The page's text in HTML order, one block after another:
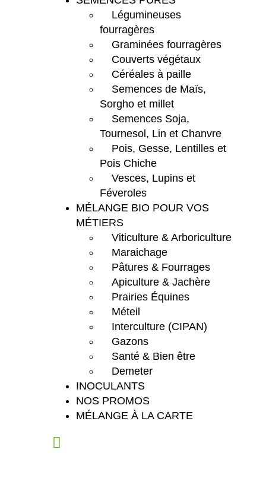
Légumineuses
fourragères
Graminées fourragères
Couverts végétaux
Céréales à paille
Semences de Maïs,
Sorgho et millet
Semences Soja,
Tournesol, Lin et Chanvre
Pois, Gesse, Lentilles et
Pois Chiche
Vesces, Lupins et
Féveroles
MÉLANGE BIO POUR VOS
MÉTIERS
Viticulture & Arboriculture
Maraichage
Pâtures & Fourrages
Apiculture & Jachère
Prairies Équines
Méteil
Interculture (CIPAN)
Gazons
Santé & Bien être
Demeter
INOCULANTS
NOS PROMOS
MÉLANGE À LA CARTE